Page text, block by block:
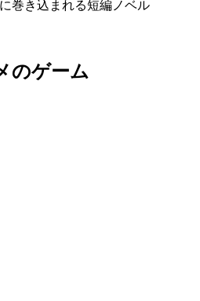
巻き込まれる短編ノベル
のゲーム